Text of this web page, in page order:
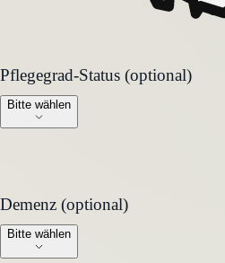
Pflegegrad-Status (optional)
Pflegegrad-Status (optional)
Bitte wählen
Demenz (optional)
Demenz (optional)
Bitte wählen